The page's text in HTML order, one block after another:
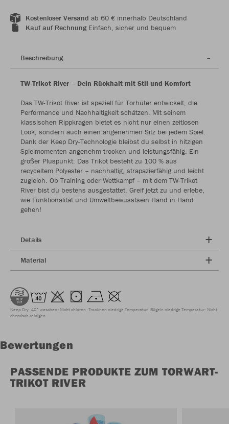
Kostenloser Versand ab 60 € innerhalb Deutschland
Kauf auf RechnungEinfach, sicher und bequem
Beschreibung
TW-Trikot River – Dein Rückhalt mit Stil und Komfort
Das TW-Trikot River ist speziell für Torhüter entwickelt, die
Performance und Nachhaltigkeit schätzen. Mit seinem
klassischen Rippkragen bietet es nicht nur einen zeitlosen
Look, sondern auch einen angenehmen Sitz bei jedem Spiel.
Dank der Keep Dry-Technologie bleibst du selbst in hitzigen
Spielmomenten angenehm trocken und leistungsfähig. Ein
großer Pluspunkt: Das Trikot besteht zu 100 % aus
recyceltem Polyester – nachhaltig, strapazierfähig und leicht
zugleich. Ob Training oder Wettkampf – mit dem TW-Trikot
River bist du bestens ausgestattet. Greif jetzt zu und erlebe,
wie Funktionalität und Umweltbewusstsein Hand in Hand
gehen!
Details
Material
Keep Dry 40° waschen Nicht chloren Trocknen niedrige Temperatur Bügeln niedrige Temperatur Nicht
chemisch reinigen
Bewertungen
PASSENDE PRODUKTE ZUM TORWART-
TRIKOT RIVER